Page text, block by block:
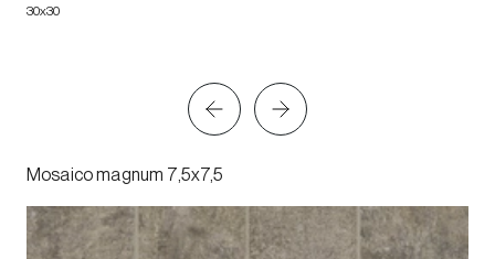
30x30
Mosaico magnum 7,5x7,5